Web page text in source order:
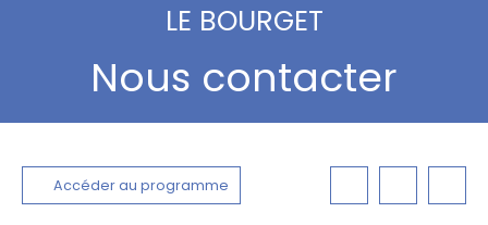
LE BOURGET
Nous contacter
Accéder au programme